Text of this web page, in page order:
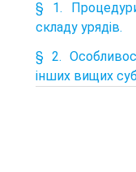
§ 1.
складу урядів.
§ 2.
інших вищих